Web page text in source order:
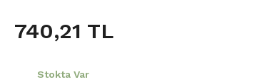
740,21 TL
Stokta Var